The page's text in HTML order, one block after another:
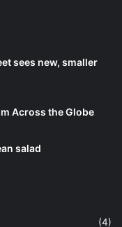
sees new, smaller
Across the Globe
salad
(4)